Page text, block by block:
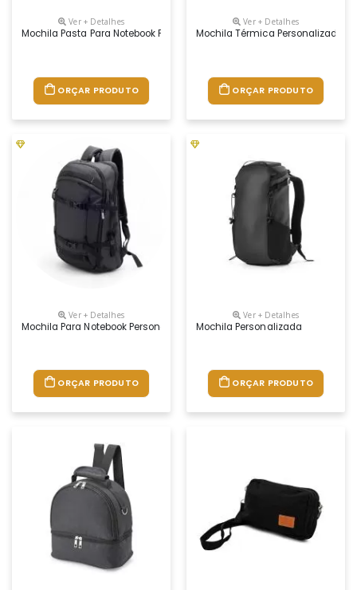
Ver + Detalhes
Mochila Pasta Para Notebook Personalizada
ORÇAR PRODUTO
Ver + Detalhes
Mochila Térmica Personalizada
ORÇAR PRODUTO
Ver + Detalhes
Mochila Para Notebook Personalizada
ORÇAR PRODUTO
Ver + Detalhes
Mochila Personalizada
ORÇAR PRODUTO